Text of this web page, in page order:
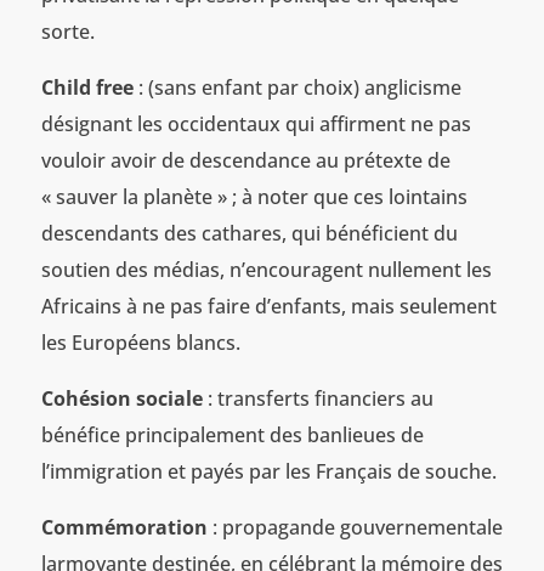
sorte.
Child free: (sans enfant par choix) anglicisme
désignant les occidentaux qui affirment ne pas
vouloir avoir de descendance au prétexte de
« sauver la planète » ; à noter que ces lointains
descendants des cathares, qui bénéficient du
soutien des médias, n’encouragent nullement les
Africains à ne pas faire d’enfants, mais seulement
les Européens blancs.
Cohésion sociale: transferts financiers au
bénéfice principalement des banlieues de
l’immigration et payés par les Français de souche.
Commémoration : propagande gouvernementale
larmoyante destinée, en célébrant la mémoire des